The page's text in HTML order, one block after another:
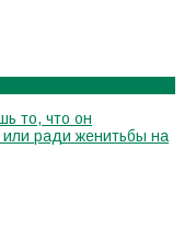
то, что он
или ради женитьбы на